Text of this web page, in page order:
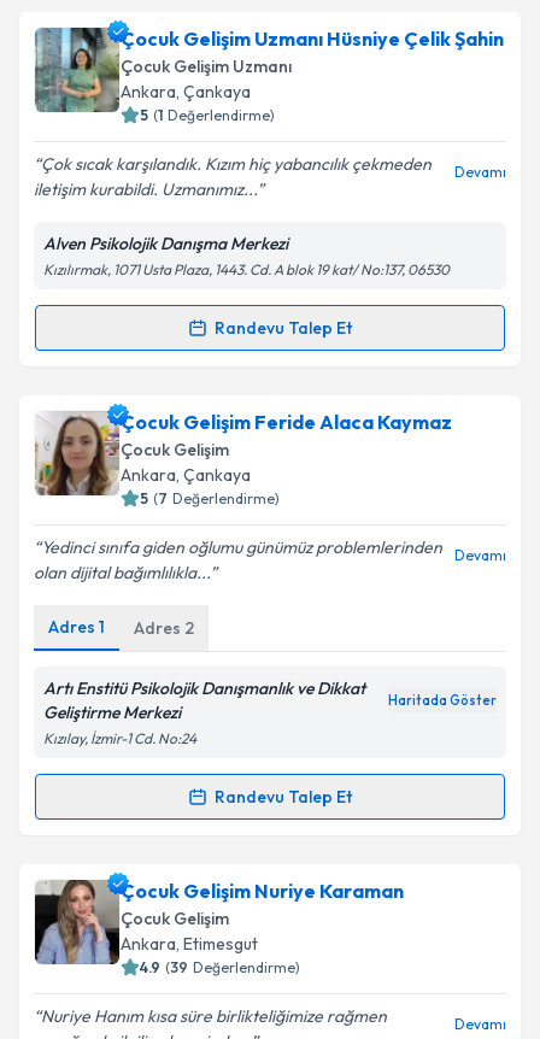
Çocuk Gelişim Elif Kolayiçin randevu takvimi talebi
oluşturun. Size bu uzmandan randevu almanız için bir
takvim hazırlandığında e-posta ile bilgilendireceğiz.
Kişisel verilerimin işlenmesine ilişkin
Metni'ni okudum ve kişisel verilerimin belirtilen
kapsamda işlenmesini kabul ediyorum.
Çocuk Gelişim Uzmanı Hüsniye Çelik Şahin
Çocuk Gelişim Uzmanı
Ankara, Çankaya
5 (1 Değerlendirme)
Çok sıcak karşılandık. Kızım hiç yabancılık çekmeden
iletişim kurabildi. Uzmanımız...
Devamı
Alven Psikolojik Danışma Merkezi
Kızılırmak, 1071 Usta Plaza, 1443. Cd. A blok 19 kat/ No:137, 06530
Randevu Talep Et
Randevu Takvimi Talebi
Çocuk Gelişim Uzmanı Hüsniye Çelik Şahiniçin
randevu takvimi talebi oluşturun. Size bu uzmandan
randevu almanız için bir takvim hazırlandığında e-
posta ile bilgilendireceğiz.
E-posta Adresiniz
Kişisel verilerimin işlenmesine ilişkinAydınlatma
Metni'ni okudum ve kişisel verilerimin belirtilen
kapsamda işlenmesini kabul ediyorum.
Takvim Talebini Gönder
Çocuk Gelişim Feride Alaca Kaymaz
Çocuk Gelişim
Ankara, Çankaya
5 (7 Değerlendirme)
Yedinci sınıfa giden oğlumu günümüz problemlerinden
olan dijital bağımlılıkla...
Devamı
Adres 1 Adres 2
Artı Enstitü Psikolojik Danışmanlık ve Dikkat
Geliştirme Merkezi
Haritada Göster
Kızılay, İzmir-1 Cd. No:24
Randevu Talep Et
Randevu Takvimi Talebi
Çocuk Gelişim Feride Alaca Kaymaziçin randevu
takvimi talebi oluşturun. Size bu uzmandan randevu
almanız için bir takvim hazırlandığında e-posta ile
bilgilendireceğiz.
E-posta Adresiniz
Çocuk Gelişim Nuriye Karaman
Çocuk Gelişim
Ankara, Etimesgut
4.9 (39 Değerlendirme)
Nuriye Hanım kısa süre birlikteliğimize rağmen
Devamı